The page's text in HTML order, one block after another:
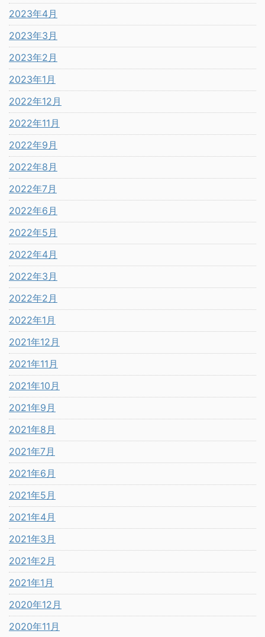
2023年4月
2023年3月
2023年2月
2023年1月
2022年12月
2022年11月
2022年9月
2022年8月
2022年7月
2022年6月
2022年5月
2022年4月
2022年3月
2022年2月
2022年1月
2021年12月
2021年11月
2021年10月
2021年9月
2021年8月
2021年7月
2021年6月
2021年5月
2021年4月
2021年3月
2021年2月
2021年1月
2020年12月
2020年11月